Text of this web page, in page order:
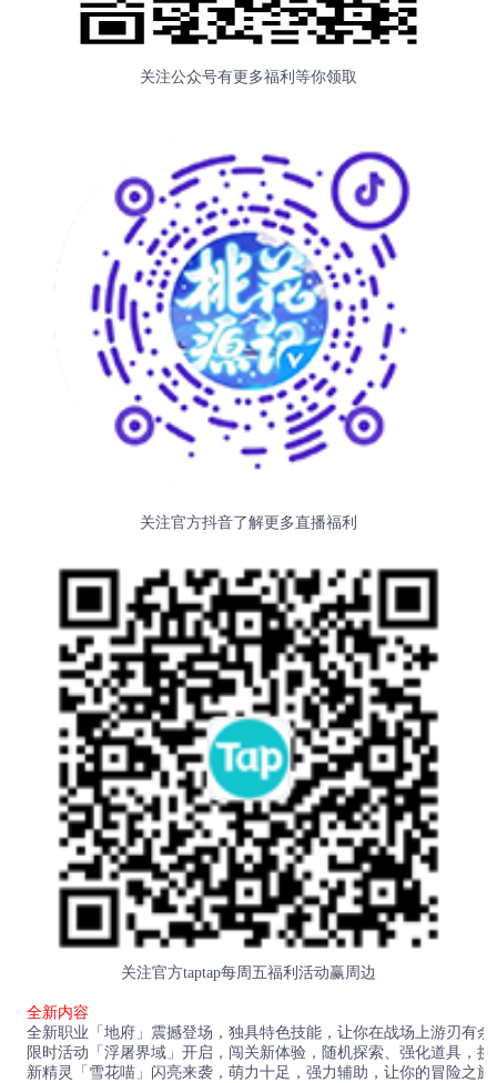
关注公众号有更多福利等你领取
关注官方抖音了解更多直播福利
关注官方taptap每周五福利活动赢周边
全新内容
全新职业「地府」震撼登场，独具特色技能，让你在战场上游刃有
限时活动「浮屠界域」开启，闯关新体验，随机探索、强化道具，
新精灵「雪花喵」闪亮来袭，萌力十足，强力辅助，让你的冒险之旅